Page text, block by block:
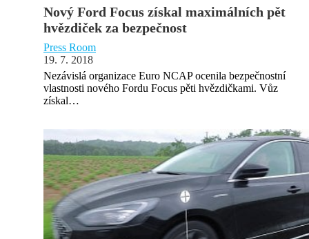
Nový Ford Focus získal maximálních pět
hvězdiček za bezpečnost
Press Room
19. 7. 2018
Nezávislá organizace Euro NCAP ocenila bezpečnostní
vlastnosti nového Fordu Focus pěti hvězdičkami. Vůz
získal…